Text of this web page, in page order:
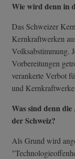
Wie wird denn in
Das Schweizer
Kernkraftwerken
Volksabstimmung.
Vorbereitungen
verankerte Verbot
und
Was sind denn
der Schweiz?
Als Grund wird